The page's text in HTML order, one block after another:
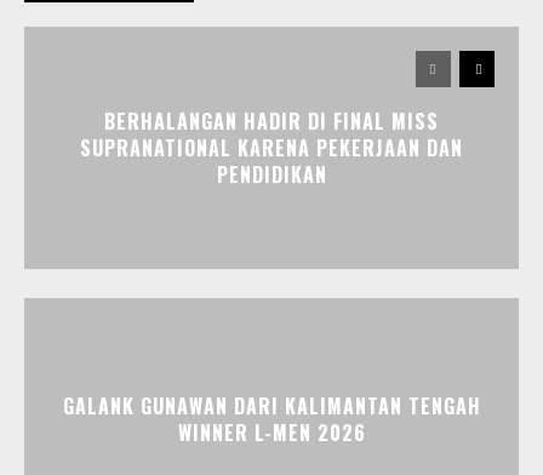
BERHALANGAN HADIR DI FINAL MISS
SUPRANATIONAL KARENA PEKERJAAN DAN
PENDIDIKAN
GALANK GUNAWAN DARI KALIMANTAN TENGAH
WINNER L-MEN 2026